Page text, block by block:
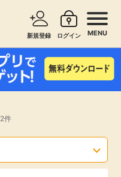
新規登録 ログイン MENU
ショッピングで探す
2件